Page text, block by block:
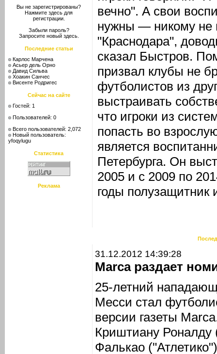
Вы не зарегистрированы?
Нажмите здесь для
регистрации.
Забыли пароль?
Запросите новый здесь.
Последние статьи
Карлос Марчена
Асьер дель Орно
Давид Сильва
Хоакин Санчес
Висенте Родригес
Сейчас на сайте
Гостей: 1
Пользователей: 0
Всего пользователей: 2,072
Новый пользователь:
yfoqylugu
Статистика
Реклама
вечно". А свои
нужны — никому не
"Краснодара",
сказал Быстров.
призвал клубы не
футболистов из
выстраивать
что игроки из
попасть во
является
Петербурга. Он
2005 и с 2009 по
годы полузащитник
31.12.2012 14:39:28
Marca раздает
25-летний
Месси стал
версии газеты
Криштиану
Фалькао